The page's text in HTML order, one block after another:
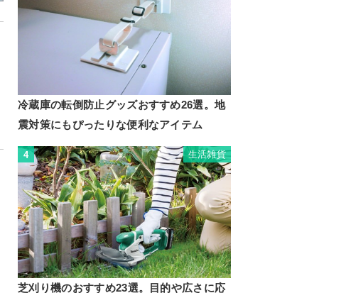
冷蔵庫の転倒防止グッズおすすめ26選。地
震対策にもぴったりな便利なアイテム
4 生活雑貨
芝刈り機のおすすめ23選。目的や広さに応